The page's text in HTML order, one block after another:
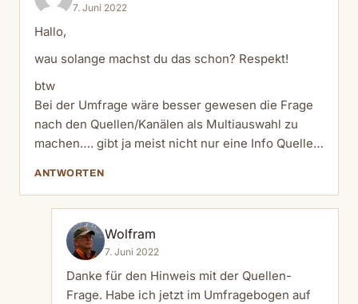
7. Juni 2022
Hallo,
wau solange machst du das schon? Respekt!
btw
Bei der Umfrage wäre besser gewesen die Frage
nach den Quellen/Kanälen als Multiauswahl zu
machen…. gibt ja meist nicht nur eine Info Quelle…
ANTWORTEN
Wolfram
7. Juni 2022
Danke für den Hinweis mit der Quellen-
Frage. Habe ich jetzt im Umfragebogen auf